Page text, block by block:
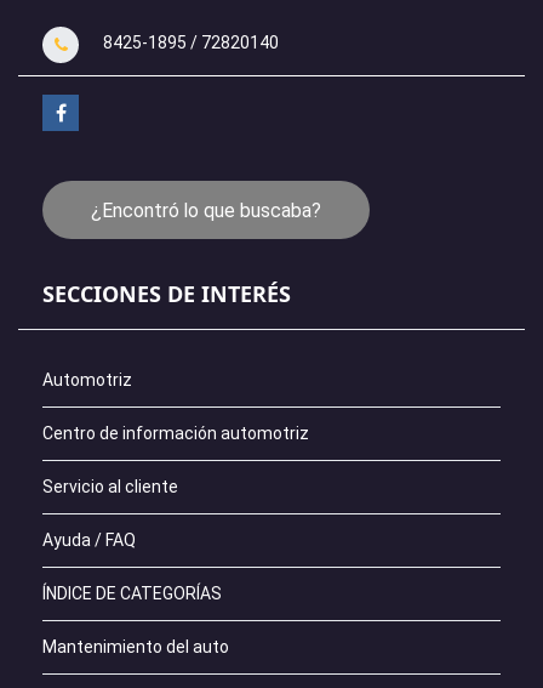
8425-1895 / 72820140
¿Encontró lo que buscaba?
SECCIONES DE INTERÉS
Automotriz
Centro de información automotriz
Servicio al cliente
Ayuda / FAQ
ÍNDICE DE CATEGORÍAS
Mantenimiento del auto